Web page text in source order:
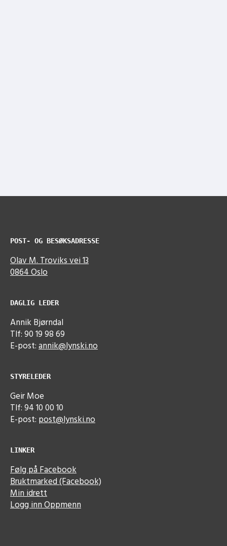
POST- OG BESØKSADRESSE
Olav M. Troviks vei 13
0864 Oslo
DAGLIG LEDER
Annik Bjørndal
Tlf: 90 19 98 69
E-post:annik@lynski.no
STYRELEDER
Geir Moe
Tlf: 94 10 00 10
E-post: post@lynski.no
LINKER
Følg på Facebook
Bruktmarked (Facebook)
Min idrett
Logg inn Oppmenn